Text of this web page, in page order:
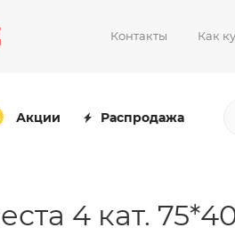
Контакты Как
Акции Распродажа
4 кат.